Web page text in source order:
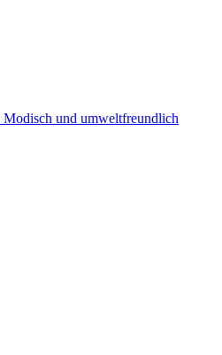
und umweltfreundlich